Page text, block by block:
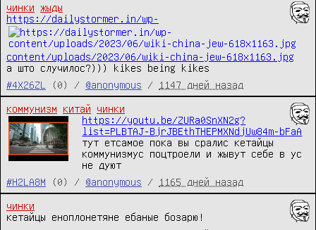
чинки
жыды
https://dailystormer.in/wp-
content/uploads/2023/06/wiki-china-jew-618x1163.jpg
а што случилос?))) kikes being kikes
#4X26ZL
(0) / @anonymous / 1147 дней назад
коммунизм китай
чинки
https://youtu.be/ZURa0SnXN2g?
list=PLBTAJ-BjrJBEthTHEPMXNdjUw84m-bFaA
тут етсамое пока вы сралис кетайцы
коммунизмус поцтроели и жывут себе в ус
не дуют
#H2LA8M
(0) / @anonymous / 1165 дней назад
чинки
кетайцы еноплонетяне ебаные бозарю!